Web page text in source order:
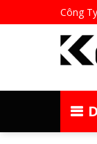
Công